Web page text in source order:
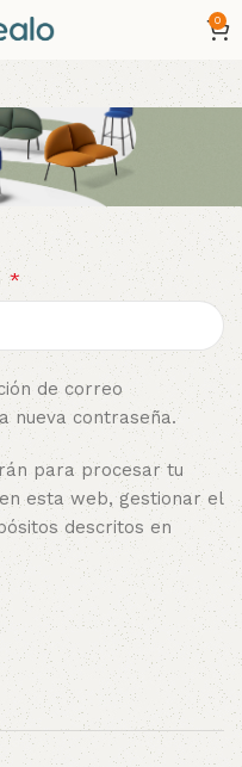
0
*
de correo
nueva contraseña.
para procesar tu
esta web, gestionar el
descritos en